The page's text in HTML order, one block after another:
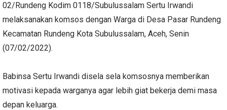
02/Rundeng Kodim 0118/Subulussalam Sertu Irwandi
melaksanakan komsos dengan Warga di Desa Pasar Rundeng
Kecamatan Rundeng Kota Subulussalam, Aceh, Senin
(07/02/2022).
Babinsa Sertu Irwandi disela sela komsosnya memberikan
motivasi kepada warganya agar lebih giat bekerja demi masa
depan keluarga.